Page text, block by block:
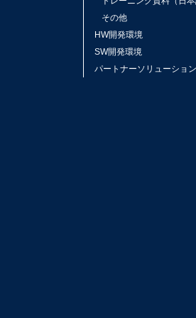
その他
HW開発環境
SW開発環境
パートナーソリューション